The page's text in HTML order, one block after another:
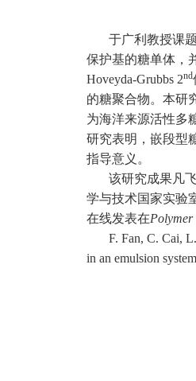
于广利教授课
保护基的糖单体，
Hoveyda-Grubbs 2nd
的糖聚合物。本研
为海洋来源活性多
研究表明，嵌段型
指导意义。
该研究成果凡
学与技术国家实验
在线发表在Polymer
F. Fan, C. Cai,
in an emulsion